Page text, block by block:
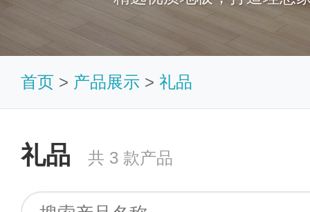
首页 > 产品展示 > 礼品
礼品 共 3 款产品